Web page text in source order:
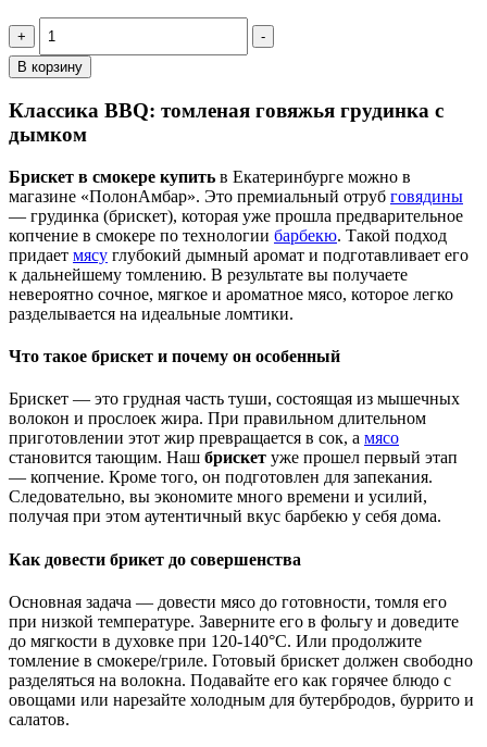
Quantity
В корзину
Классика BBQ: томленая говяжья грудинка с
дымком
Брискет в смокере купить в Екатеринбурге можно в
магазине «ПолонАмбар». Это премиальный отруб говядины
— грудинка (брискет), которая уже прошла предварительное
копчение в смокере по технологии барбекю. Такой подход
придает мясу глубокий дымный аромат и подготавливает его
к дальнейшему томлению. В результате вы получаете
невероятно сочное, мягкое и ароматное мясо, которое легко
разделывается на идеальные ломтики.
Что такое брискет и почему он особенный
Брискет — это грудная часть туши, состоящая из мышечных
волокон и прослоек жира. При правильном длительном
приготовлении этот жир превращается в сок, а мясо
становится тающим. Наш брискет уже прошел первый этап
— копчение. Кроме того, он подготовлен для запекания.
Следовательно, вы экономите много времени и усилий,
получая при этом аутентичный вкус барбекю у себя дома.
Как довести брикет до совершенства
Основная задача — довести мясо до готовности, томля его
при низкой температуре. Заверните его в фольгу и доведите
до мягкости в духовке при 120-140°C. Или продолжите
томление в смокере/гриле. Готовый брискет должен свободно
разделяться на волокна. Подавайте его как горячее блюдо с
овощами или нарезайте холодным для бутербродов, буррито и
салатов.